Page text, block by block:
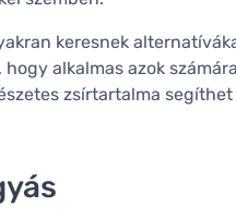
keresnek
alkalmas azok
zsírtartalma